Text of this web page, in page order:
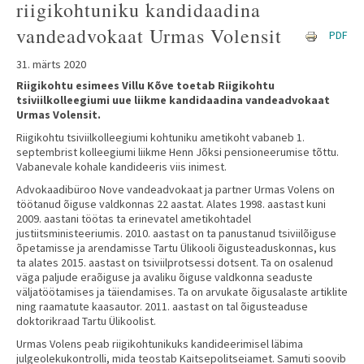
riigikohtuniku kandidaadina
vandeadvokaat Urmas Volensit
31. märts 2020
PDF
Riigikohtu esimees Villu Kõve toetab Riigikohtu
tsiviilkolleegiumi uue liikme kandidaadina vandeadvokaat
Urmas Volensit.
Riigikohtu tsiviilkolleegiumi kohtuniku ametikoht vabaneb 1.
septembrist kolleegiumi liikme Henn Jõksi pensioneerumise tõttu.
Vabanevale kohale kandideeris viis inimest.
Advokaadibüroo Nove vandeadvokaat ja partner Urmas Volens on
töötanud õiguse valdkonnas 22 aastat. Alates 1998. aastast kuni
2009. aastani töötas ta erinevatel ametikohtadel
justiitsministeeriumis. 2010. aastast on ta panustanud tsiviilõiguse
õpetamisse ja arendamisse Tartu Ülikooli õigusteaduskonnas, kus
ta alates 2015. aastast on tsiviilprotsessi dotsent. Ta on osalenud
väga paljude eraõiguse ja avaliku õiguse valdkonna seaduste
väljatöötamises ja täiendamises. Ta on arvukate õigusalaste artiklite
ning raamatute kaasautor. 2011. aastast on tal õigusteaduse
doktorikraad Tartu Ülikoolist.
Urmas Volens peab riigikohtunikuks kandideerimisel läbima
julgeolekukontrolli, mida teostab Kaitsepolitseiamet. Samuti soovib